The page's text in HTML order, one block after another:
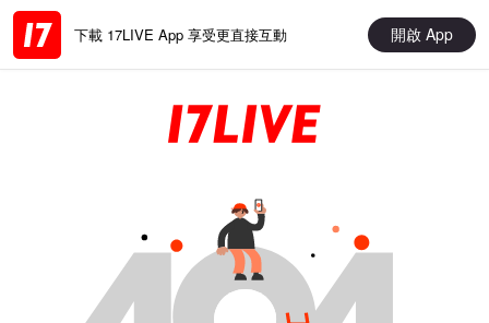
下載 17LIVE App 享受更直接互動 開啟 App